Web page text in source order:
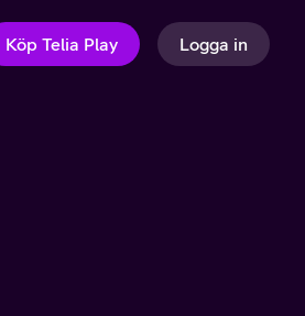
Köp Telia Play Logga in